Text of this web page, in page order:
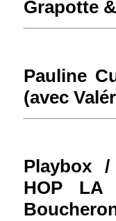
Grapotte
Pauline
(avec
Playbox
HOP LA